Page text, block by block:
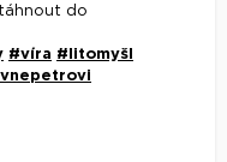
do
#víra #litomyšl